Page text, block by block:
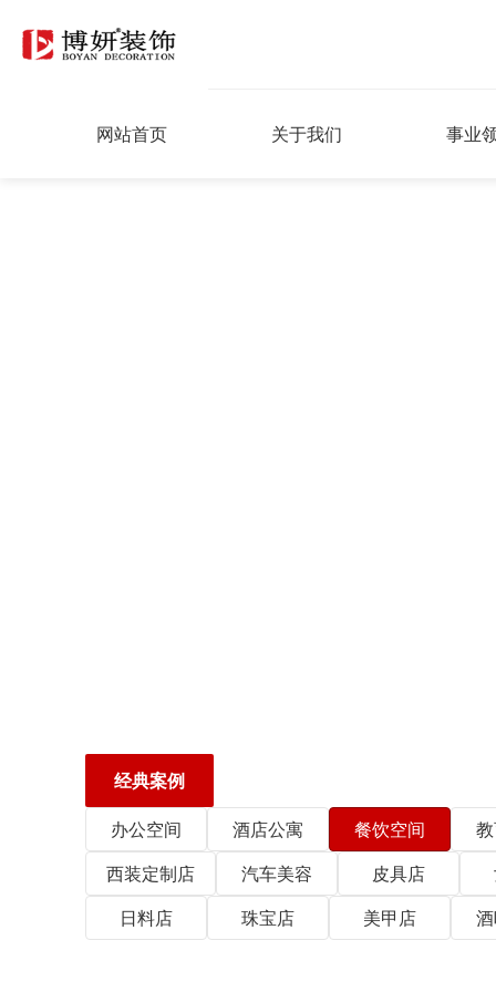
网站首页 关于我们 事业
经典案例
办公空间
酒店公寓 餐饮空间
西装定制店
汽车美容 皮具店
日料店
珠宝店 美甲店